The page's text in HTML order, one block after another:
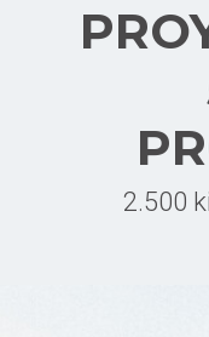
2.500